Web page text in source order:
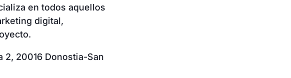
en todos aquellos
digital,
2, 20016 Donostia-San